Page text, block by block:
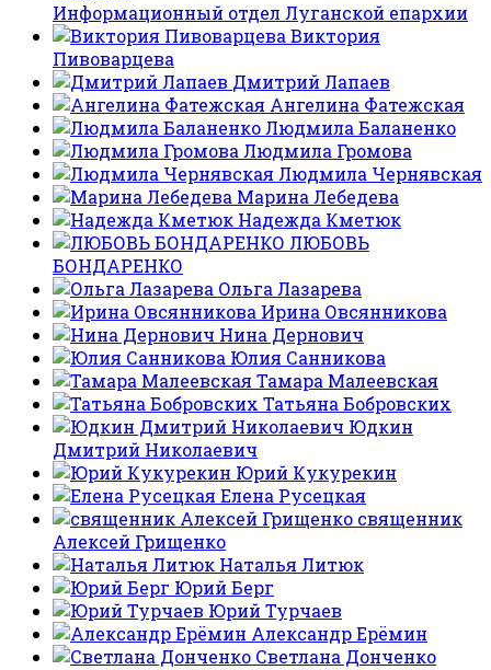
Информационный отдел Луганской епархии
Виктория
Пивоварцева
Дмитрий Лапаев
Ангелина Фатежская
Людмила Баланенко
Людмила Громова
Людмила Чернявская
Марина Лебедева
Надежда Кметюк
ЛЮБОВЬ
БОНДАРЕНКО
Ольга Лазарева
Ирина Овсянникова
Нина Дернович
Юлия Санникова
Тамара Малеевская
Татьяна Бобровских
Юдкин
Дмитрий Николаевич
Юрий Кукурекин
Елена Русецкая
священник
Алексей Грищенко
Наталья Литюк
Юрий Берг
Юрий Турчаев
Александр Ерёмин
Светлана Донченко